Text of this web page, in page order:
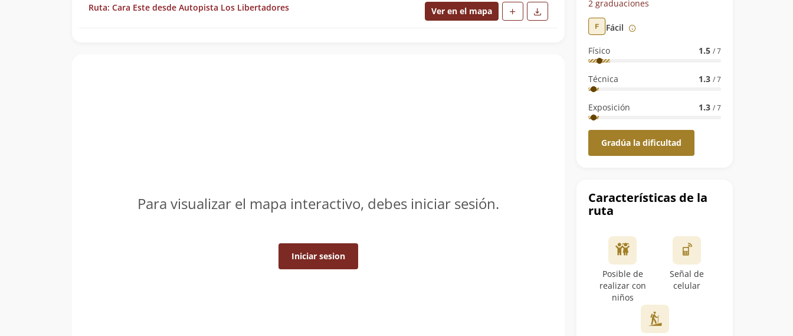
2 graduaciones
Fácil
Físico 1.5 / 7
Técnica 1.3 / 7
Exposición 1.3 / 7
Gradúa la dificultad
Características de la
ruta
Posible de
realizar con
niños
Señal de
celular
Ruta: Cara Este desde Autopista Los Libertadores Ver en el mapa
Para visualizar el mapa interactivo, debes iniciar sesión.
Iniciar sesion